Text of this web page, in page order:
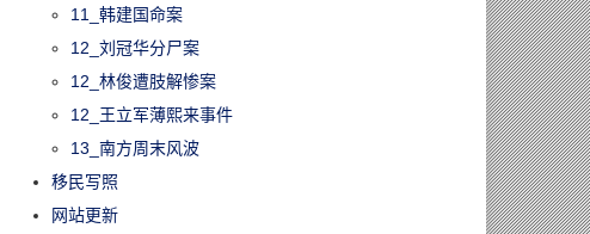
11_韩建国命案
12_刘冠华分尸案
12_林俊遭肢解惨案
12_王立军薄熙来事件
13_南方周末风波
移民写照
网站更新